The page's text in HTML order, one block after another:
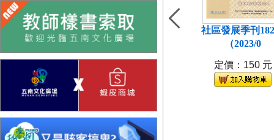
社區發展季刊
（2023/0
定價：150 元